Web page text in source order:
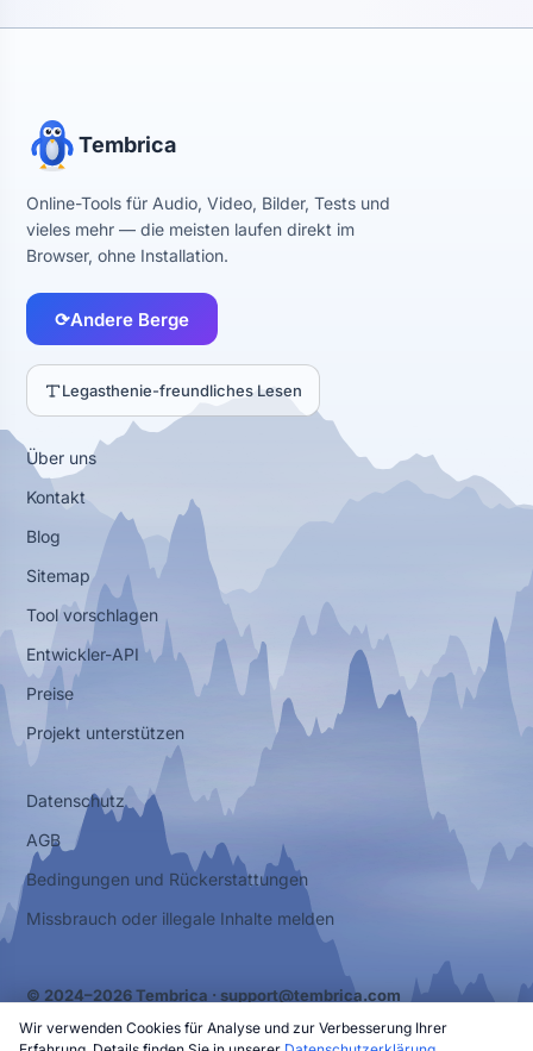
Tembrica
Online-Tools für Audio, Video, Bilder, Tests und
vieles mehr — die meisten laufen direkt im
Browser, ohne Installation.
⟳Andere Berge
Legasthenie-freundliches Lesen
Über uns
Kontakt
Blog
Sitemap
Tool vorschlagen
Entwickler-API
Preise
Projekt unterstützen
Datenschutz
AGB
Bedingungen und Rückerstattungen
Missbrauch oder illegale Inhalte melden
© 2024–2026 Tembrica · support@tembrica.com
Wir verwenden Cookies für Analyse und zur Verbesserung Ihrer